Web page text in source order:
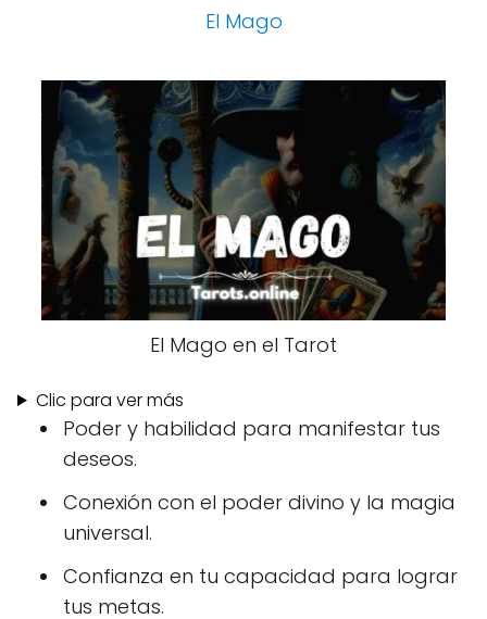
El Mago
El Mago en el Tarot
Clic para ver más
Poder y habilidad para manifestar tus
deseos.
Conexión con el poder divino y la magia
universal.
Confianza en tu capacidad para lograr
tus metas.